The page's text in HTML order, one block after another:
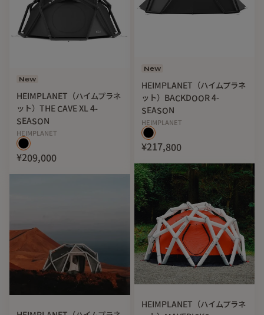
New
HEIMPLANET（ハイムプラネ
ット）THE CAVE XL 4-
SEASON
HEIMPLANET
¥209,000
New
HEIMPLANET（ハイムプラネ
ット）BACKDOOR 4-
SEASON
HEIMPLANET
¥217,800
HEIMPLANET（ハイムプラネ